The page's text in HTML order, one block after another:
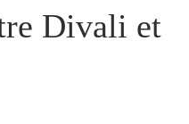
Divali et